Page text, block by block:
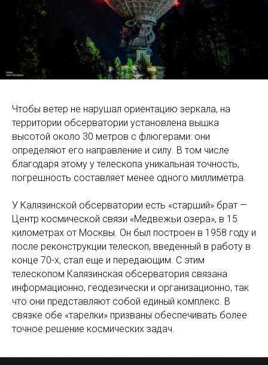
Чтобы ветер не нарушал ориентацию зеркала, на
территории обсерватории установлена вышка
высотой около 30 метров с флюгерами: они
определяют его направление и силу. В том числе
благодаря этому у телескопа уникальная точность,
погрешность составляет менее одного миллиметра.
У Калязинской обсерватории есть «старший» брат —
Центр космической связи «Медвежьи озера», в 15
километрах от Москвы. Он был построен в 1958 году и
после реконструкции телескоп, введенный в работу в
конце 70-х, стал еще и передающим. С этим
телескопом Калязинская обсерватория связана
информационно, геодезически и организационно, так
что они представляют собой единый комплекс. В
связке обе «тарелки» призваны обеспечивать более
точное решение космических задач.